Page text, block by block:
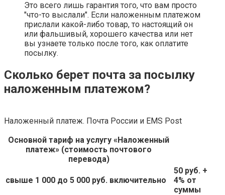
Это всего лишь гарантия того, что вам просто
"что-то выслали". Если наложенным платежом
прислали какой-либо товар, то настоящий он
или фальшивый, хорошего качества или нет
вы узнаете только после того, как оплатите
посылку.
Сколько берет почта за посылку
наложенным платежом?
Наложенный платеж. Почта России и EMS Post
Основной тариф на услугу «Наложенный
платеж» (стоимость почтового
перевода)
свыше 1 000 до 5 000 руб. включительно
50 руб. +
4% от
суммы